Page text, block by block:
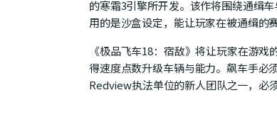
的寒霜3引擎所开发。该作将围绕通缉
用的是沙盒设定，能让玩家在被通缉的
《极品飞车18：宿敌》将让玩家在游
得速度点数升级车辆与能力。飙车手必
Redview执法单位的新人团队之一，必